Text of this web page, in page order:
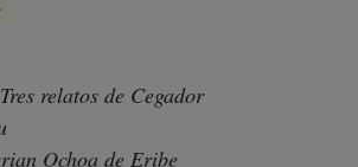
relatos de Cegador
Ochoa de Eribe